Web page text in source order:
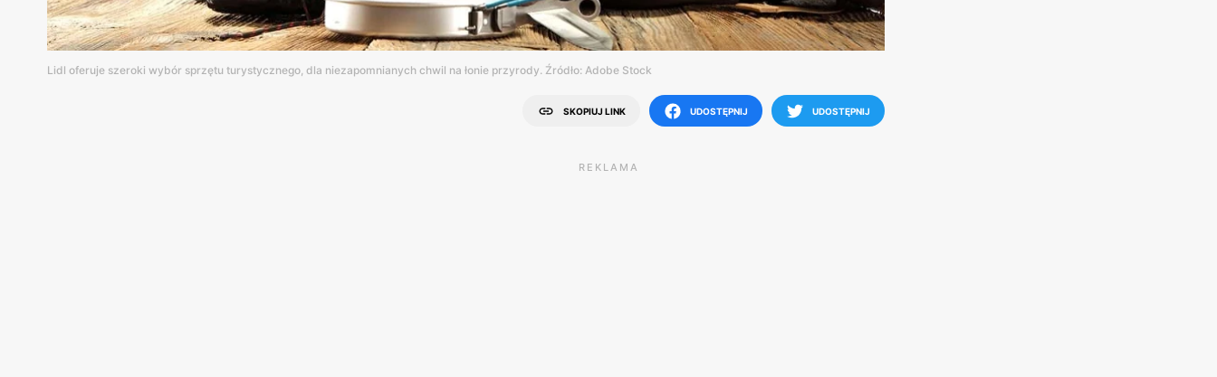
Lidl oferuje szeroki wybór sprzętu turystycznego, dla niezapomnianych chwil na łonie przyrody. Źródło: Adobe Stock
SKOPIUJ LINK UDOSTĘPNIJ UDOSTĘPNIJ
REKLAMA